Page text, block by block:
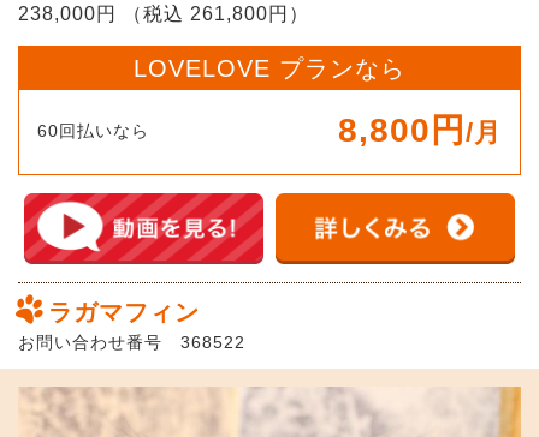
238,000円 （税込 261,800円）
LOVELOVE プランなら
60回払いなら 8,800円 /月
ラガマフィン
お問い合わせ番号 368522